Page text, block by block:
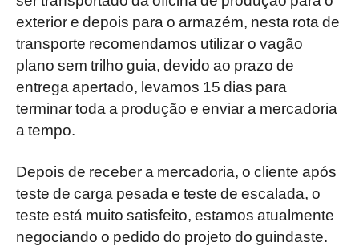
exterior e depois para o armazém, nesta rota de
transporte recomendamos utilizar o vagão
plano sem trilho guia, devido ao prazo de
entrega apertado, levamos 15 dias para
terminar toda a produção e enviar a mercadoria
a tempo.
Depois de receber a mercadoria, o cliente após
teste de carga pesada e teste de escalada, o
teste está muito satisfeito, estamos atualmente
negociando o pedido do projeto do guindaste.